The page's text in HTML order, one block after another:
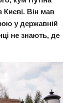
Києві. Він мав
у державній
не знають, де